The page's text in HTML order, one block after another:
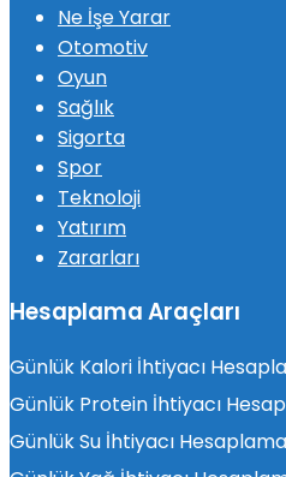
Ne İşe Yarar
Otomotiv
Oyun
Sağlık
Sigorta
Spor
Teknoloji
Yatırım
Zararları
Hesaplama Araçları
Günlük Kalori İhtiyacı
Günlük Protein İhtiyacı
Günlük Su İhtiyacı Hesaplama